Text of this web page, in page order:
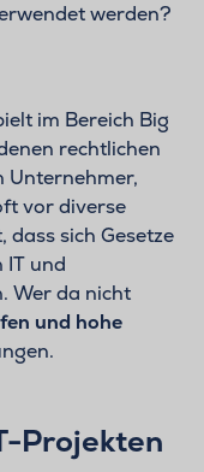
werden?
im Bereich Big
rechtlichen
Unternehmer,
vor diverse
sich Gesetze
IT und
Wer da nicht
und hohe
Projekten